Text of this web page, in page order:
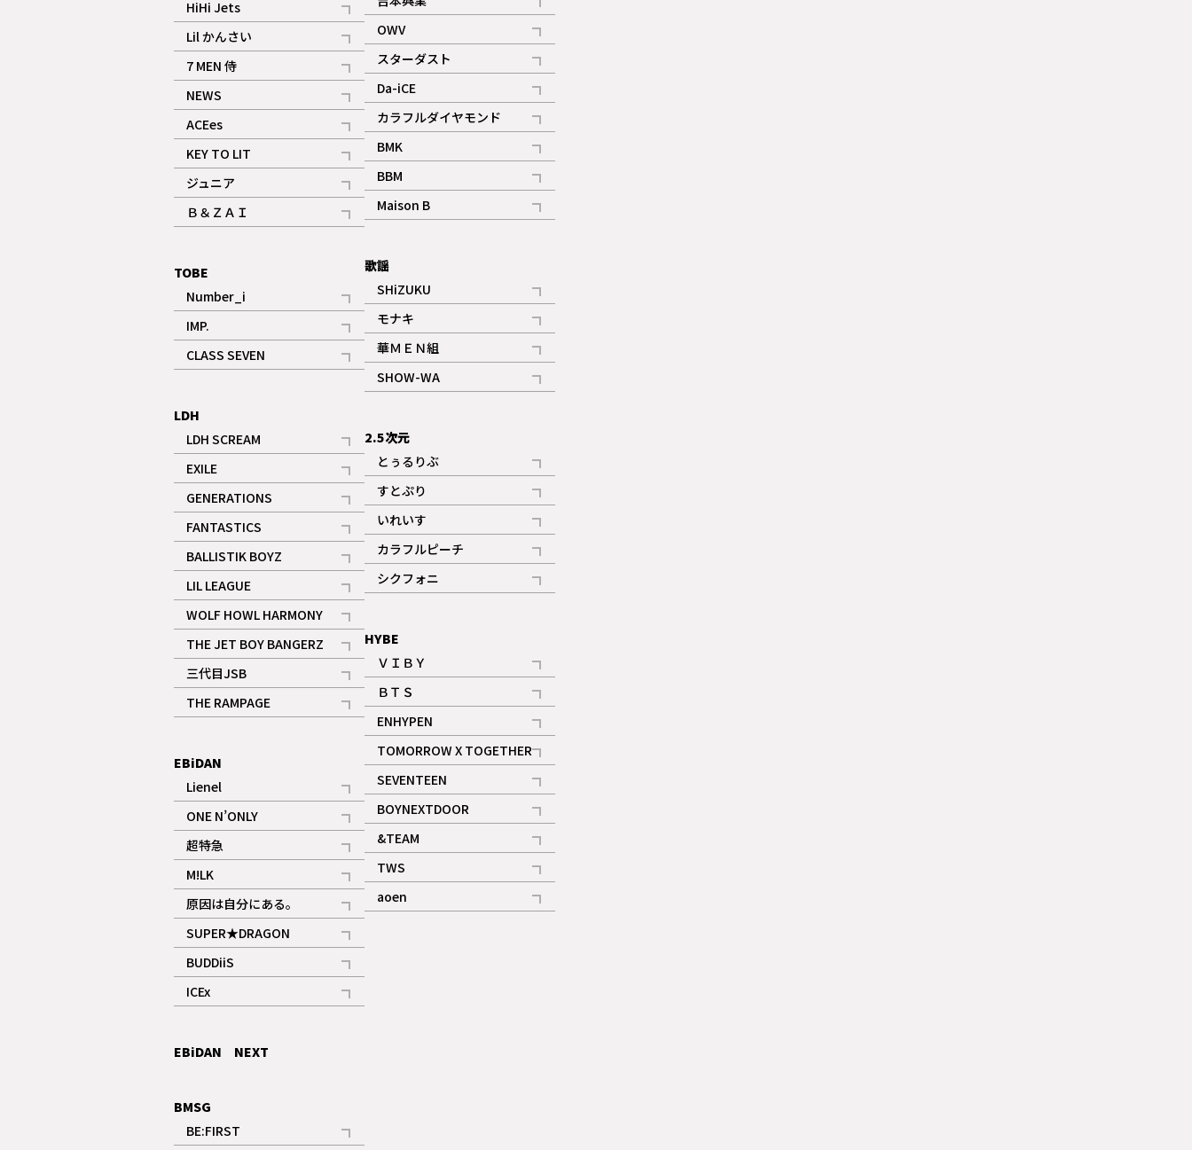
HiHi Jets
記事
Lil かんさい
記事
7 MEN 侍
記事
NEWS
記事
ACEes
記事
KEY TO LIT
記事
ジュニア
記事
Ｂ＆ＺＡＩ
記事
TOBE
Number_i
記事
IMP.
記事
CLASS SEVEN
記事
LDH
LDH SCREAM
記事
EXILE
記事
GENERATIONS
記事
FANTASTICS
記事
BALLISTIK BOYZ
記事
LIL LEAGUE
記事
WOLF HOWL HARMONY
記事
THE JET BOY BANGERZ
記事
三代目JSB
記事
THE RAMPAGE
記事
EBiDAN
Lienel
記事
ONE N’ONLY
記事
超特急
記事
ギャラリー
M!LK
記事
原因は自分にある。
記事
SUPER★DRAGON
記事
BUDDiiS
記事
ICEx
記事
EBiDAN NEXT
BMSG
BE:FIRST
記事
OWV
記事
ギャラリー
スターダスト
記事
Da-iCE
記事
カラフルダイヤモンド
記事
BMK
記事
ギャラリー
BBM
記事
ギャラリー
Maison B
記事
歌謡
SHiZUKU
記事
モナキ
記事
華ＭＥＮ組
記事
SHOW-WA
記事
2.5次元
とぅるりぶ
記事
すとぷり
記事
ギャラリー
いれいす
記事
ギャラリー
カラフルピーチ
記事
シクフォニ
記事
HYBE
ＶＩＢＹ
記事
ＢＴＳ
記事
ENHYPEN
記事
TOMORROW X TOGETHER
記事
ギャラリー
SEVENTEEN
記事
BOYNEXTDOOR
記事
&TEAM
記事
ギャラリー
TWS
記事
aoen
記事